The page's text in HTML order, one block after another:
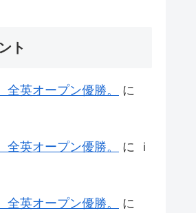
ト
全英オープン優勝。
に
全英オープン優勝。 に
ｉ
全英オープン優勝。
に